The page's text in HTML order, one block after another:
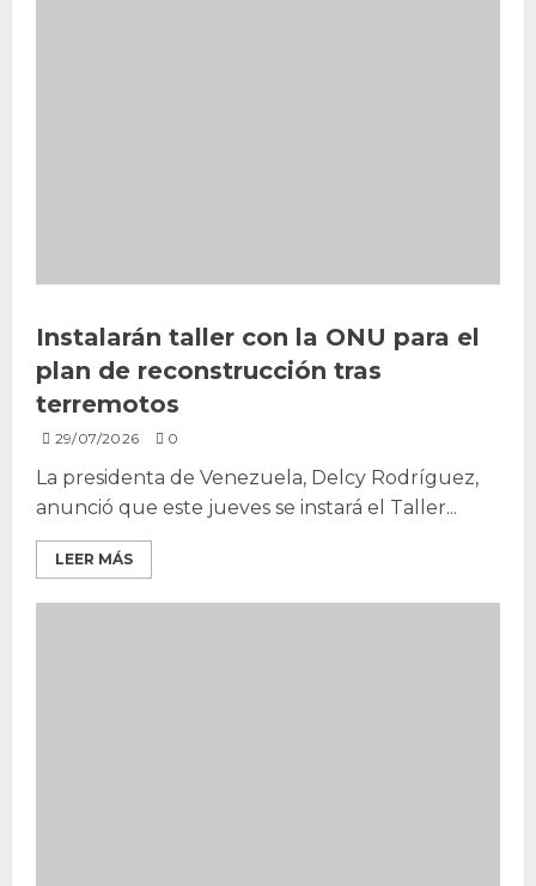
Instalarán taller con la ONU para el
plan de reconstrucción tras
terremotos
29/07/2026 0
La presidenta de Venezuela, Delcy Rodríguez,
anunció que este jueves se instará el Taller...
LEER MÁS